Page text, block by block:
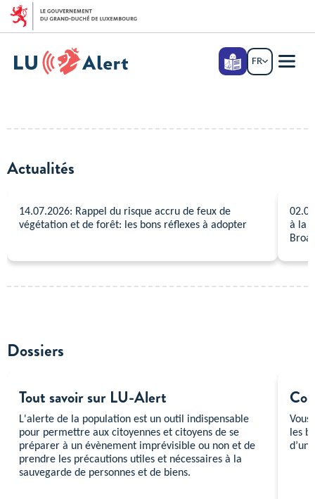
Aller au menu principal
Aller au contenu
Langage
facile
FR
FRANÇAIS
Actualités
14.07.2026: Rappel du risque accru de feux de
végétation et de forêt: les bons réflexes à adopter
à la
Dossiers
Tout savoir sur LU-Alert
L'alerte de la population est un outil indispensable
pour permettre aux citoyennes et citoyens de se
préparer à un évènement imprévisible ou non et de
prendre les précautions utiles et nécessaires à la
sauvegarde de personnes et de biens.
Vous
les